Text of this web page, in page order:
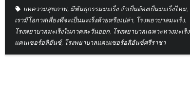
บทความสุขภาพ, มีพันธุกรรมมะเร็ง จำเป็นต้องเป็นมะเร็งไหม,
เรามีโอกาสเสี่ยงที่จะเป็นมะเร็งด้วยหรือเปล่า, โรงพยาบาลมะเร็ง,
โรงพยาบาลมะเร็งในภาคตะวันออก, โรงพยาบาลเฉพาะทางมะเร็ง
แคนเซอร์อลิอันซ์, โรงพยาบาลแคนเซอร์อลิอันซ์ศรีราชา